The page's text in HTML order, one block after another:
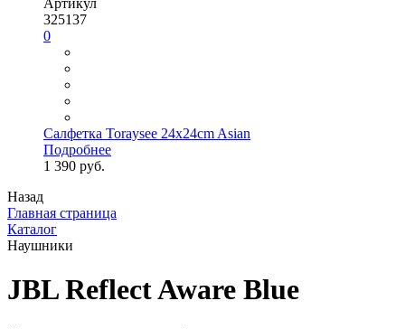
Артикул
325137
0
Салфетка Toraysee 24x24cm Asian
Подробнее
1 390 руб.
Назад
Главная страница
Каталог
Наушники
JBL Reflect Aware Blue